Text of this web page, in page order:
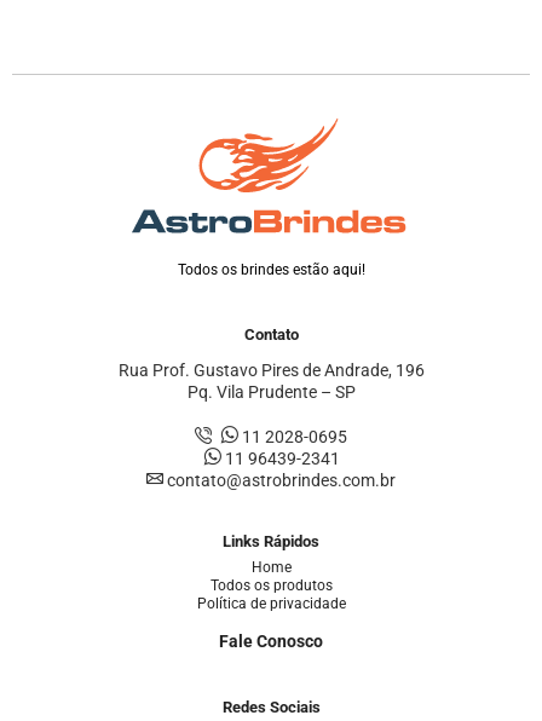
Todos os brindes estão aqui!
Contato
Rua Prof. Gustavo Pires de Andrade, 196
Pq. Vila Prudente – SP
11 2028-0695
11 96439-2341
contato@astrobrindes.com.br
Links Rápidos
Home
Todos os produtos
Política de privacidade
Fale Conosco
Redes Sociais